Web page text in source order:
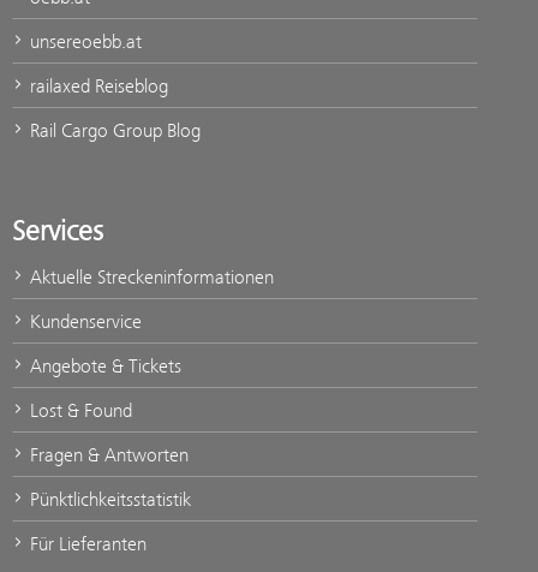
unsereoebb.at
railaxed Reiseblog
Rail Cargo Group Blog
Services
Aktuelle Streckeninformationen
Kundenservice
Angebote & Tickets
Lost & Found
Fragen & Antworten
Pünktlichkeitsstatistik
Für Lieferanten